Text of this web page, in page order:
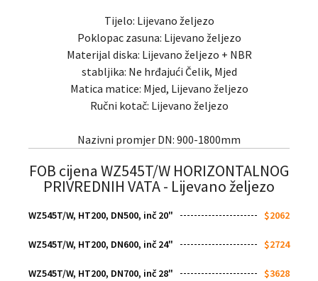
Tijelo: Lijevano željezo
Poklopac zasuna: Lijevano željezo
Materijal diska: Lijevano željezo + NBR
stabljika: Ne hrđajući Čelik, Mjed
Matica matice: Mjed, Lijevano željezo
Ručni kotač: Lijevano željezo
Nazivni promjer DN: 900-1800mm
FOB cijena WZ545T/W HORIZONTALNOG
PRIVREDNIH VATA - Lijevano željezo
WZ545T/W, HT200, DN500, inč 20" $2062
WZ545T/W, HT200, DN600, inč 24" $2724
WZ545T/W, HT200, DN700, inč 28" $3628